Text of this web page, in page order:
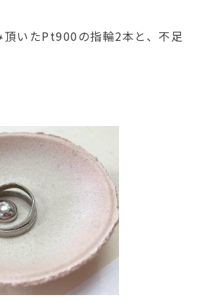
頂いたPt900の指輪2本と、不足